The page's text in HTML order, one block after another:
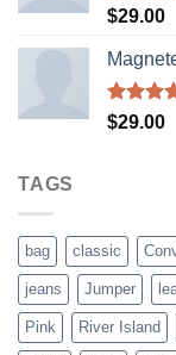
Rated
$29.00
Rated
$29.00
TAGS
bag classic
jeans Jumper
Pink River Island